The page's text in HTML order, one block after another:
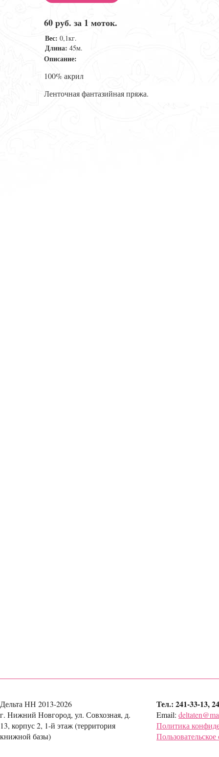
60 руб. за 1 моток.
Вес: 0,1кг.
Длина: 45м.
Описание:
100% акрил
Ленточная фантазийная пряжа.
Дельта НН 2013-2026
г. Нижний Новгород, ул. Совхозная, д.
13, корпус 2, 1-й этаж (территория
книжной базы)
Тел.: 241-33-13,
Email:
Политика